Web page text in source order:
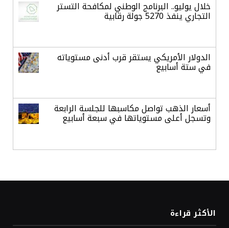
خلال يوليو.. البرنامج الوطني لمكافحة التستر
التجاري ينفذ 5270 جولة رقابية
الدولار الأمريكي يستقر قرب أدنى مستوياته
في ستة أسابيع
أسعار الذهب تواصل مكاسبها للجلسة الرابعة
وتسجل أعلى مستوياتها في سبعة أسابيع
«طيران الرياض» يدشن أولى رحلاته إلى مومباي
ويضيف الوجهة التشغيلية الثامنة
الأكثر قراءة